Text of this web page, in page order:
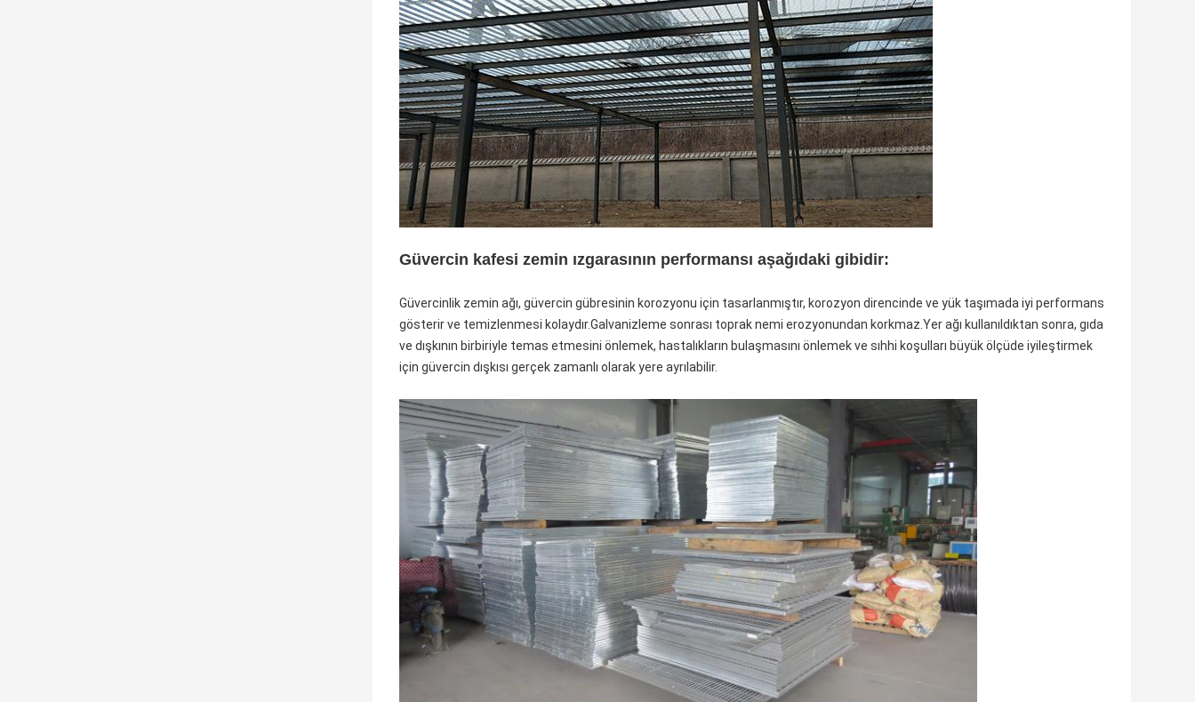
Güvercin kafesi zemin ızgarasının performansı aşağıdaki gibidir:
Güvercinlik zemin ağı, güvercin gübresinin korozyonu için tasarlanmıştır, korozyon direncinde ve yük taşımada iyi performans
gösterir ve temizlenmesi kolaydır.Galvanizleme sonrası toprak nemi erozyonundan korkmaz.Yer ağı kullanıldıktan sonra, gıda
ve dışkının birbiriyle temas etmesini önlemek, hastalıkların bulaşmasını önlemek ve sıhhi koşulları büyük ölçüde iyileştirmek
için güvercin dışkısı gerçek zamanlı olarak yere ayrılabilir.